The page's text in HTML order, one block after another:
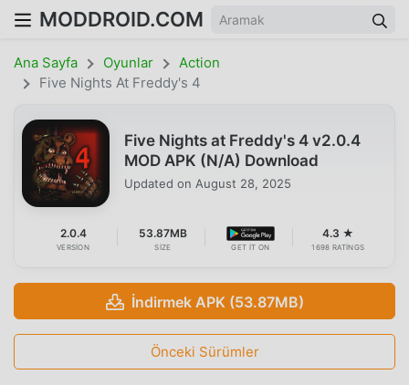
MODDROID.COM
Ana Sayfa Oyunlar
Action
Five Nights At Freddy's 4
Five Nights at Freddy's 4 v2.0.4
MOD APK (N/A) Download
Updated on August 28, 2025
2.0.4
VERSION
53.87MB
SIZE GET IT ON
4.3 ★
1698 RATINGS
İndirmek APK (53.87MB)
Önceki Sürümler